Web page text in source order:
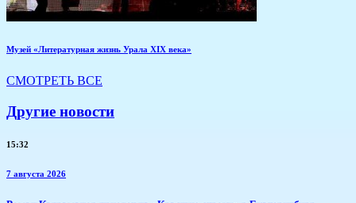
Музей «Литературная жизнь Урала XIX века»
СМОТРЕТЬ ВСЕ
Другие новости
15:32
7 августа 2026